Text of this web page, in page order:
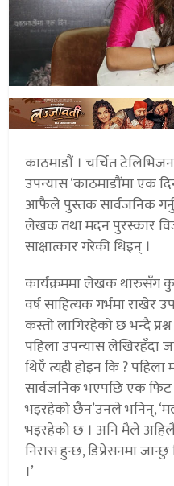
काठमाडौं । चर्चित
उपन्यास ‘काठमाडौंमा एक
आफैले पुस्तक सार्वजनिक गर्नु
लेखक तथा मदन पुरस्कार
साक्षात्कार गरेकी थिइन् ।
कार्यक्रममा लेखक थारुसँग
वर्ष साहित्यक गर्भमा राखेर
कस्तो लागिरहेको छ भन्दै
पहिला उपन्यास लेखिरहँदा
थिएँ त्यही होइन कि ?
सार्वजनिक भएपछि एक
भइरहेको छैन’उनले भनिन्,
भइरहेको छ । अनि मैले
निरास हुन्छ, डिप्रेसनमा
।’